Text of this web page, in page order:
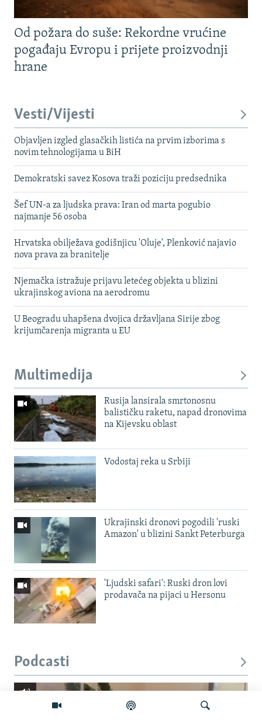
Od požara do suše: Rekordne vrućine
pogađaju Evropu i prijete proizvodnji
hrane
Vesti/Vijesti
Objavljen izgled glasačkih listića na prvim izborima s
novim tehnologijama u BiH
Demokratski savez Kosova traži poziciju predsednika
Šef UN-a za ljudska prava: Iran od marta pogubio
najmanje 56 osoba
Hrvatska obilježava godišnjicu 'Oluje', Plenković najavio
nova prava za branitelje
Njemačka istražuje prijavu letećeg objekta u blizini
ukrajinskog aviona na aerodromu
U Beogradu uhapšena dvojica državljana Sirije zbog
krijumčarenja migranta u EU
Multimedija
Rusija lansirala smrtonosnu
balističku raketu, napad dronovima
na Kijevsku oblast
Vodostaj reka u Srbiji
Ukrajinski dronovi pogodili 'ruski
Amazon' u blizini Sankt Peterburga
'Ljudski safari': Ruski dron lovi
prodavača na pijaci u Hersonu
Podcasti